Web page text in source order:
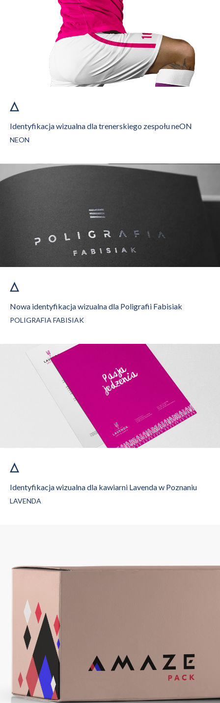
Identyfikacja wizualna dla trenerskiego zespołu neON
NEON
Nowa identyfikacja wizualna dla Poligrafii Fabisiak
POLIGRAFIA FABISIAK
Identyfikacja wizualna dla kawiarni Lavenda w Poznaniu
LAVENDA